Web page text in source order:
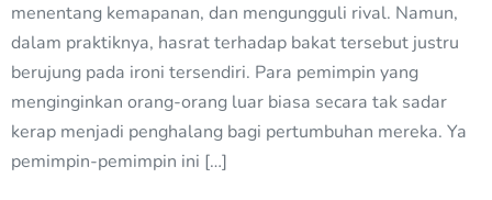
menentang kemapanan, dan mengungguli rival. Namun,
dalam praktiknya, hasrat terhadap bakat tersebut justru
berujung pada ironi tersendiri. Para pemimpin yang
menginginkan orang-orang luar biasa secara tak sadar
kerap menjadi penghalang bagi pertumbuhan mereka. Ya
pemimpin-pemimpin ini […]